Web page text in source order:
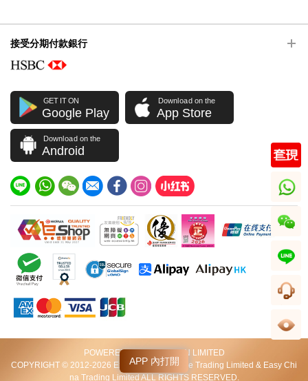
APP 內打開
接受分期付款銀行
GET IT ON
Google Play
Download on the
App Store
Download on the
Android
POWERED BY VIP STATION LIMITED
COPYRIGHT © 2012-2026 Excellent World Wide Trading Limited & Easy Chi
na Trading Limited ALL RIGHTS RESERVED.
whatsapp